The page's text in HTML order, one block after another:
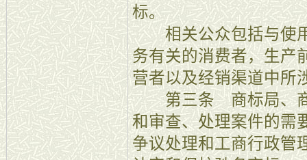
标。
相关公众包括与使用
务有关的消费者，生产
营者以及经销渠道中所
第三条 商标局、商
和审查、处理案件的需
争议处理和工商行政管